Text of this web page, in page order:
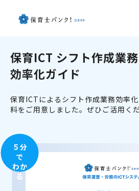
保育ICT シフト作成業務
効率化ガイド
保育ICTによるシフト作成業務効率
料をご用意しました。ぜひご活用くだ
５分
で
わか
る